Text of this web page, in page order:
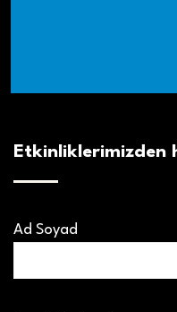
Etkinliklerimizden
Ad Soyad